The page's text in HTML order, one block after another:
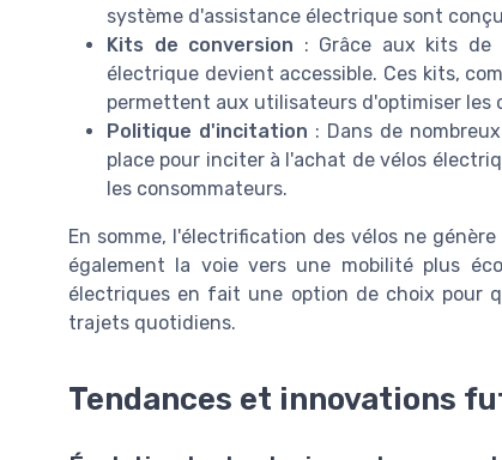
système d'assistance électrique sont
Kits de conversion : Grâce aux kits de
électrique devient accessible. Ces kits,
permettent aux utilisateurs d'optimiser les
Politique d'incitation : Dans de
place pour inciter à l'achat de vélos
les consommateurs.
En somme, l'électrification des vélos ne
également la voie vers une mobilité plus
électriques en fait une option de choix pour
trajets quotidiens.
Tendances et innovations